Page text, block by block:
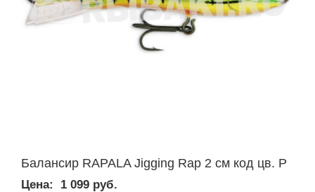
Балансир RAPALA Jigging Rap 2 см код цв. P
Цена: 1 099 руб.